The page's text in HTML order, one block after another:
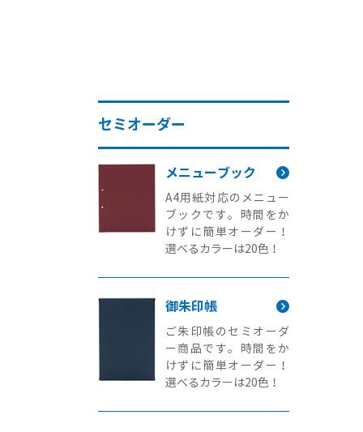
セミオーダー
メニューブック
A4用紙対応のメニュー
ブックです。時間をか
けずに簡単オーダー！
選べるカラーは20色！
御朱印帳
ご朱印帳のセミオーダ
ー商品です。時間をか
けずに簡単オーダー！
選べるカラーは20色！